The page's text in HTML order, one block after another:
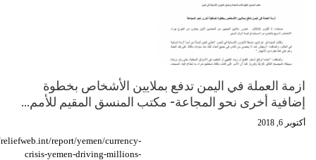
ازمة العملة في اليمن تدفع بملايين الأشخاص بخطوة
إضافية أخرى نحو المجاعة- مكتب المنسق المقيم للأمم…
أكتوبر 6, 2018
report/yemen/currency-
crisis-yemen-driving-millions-